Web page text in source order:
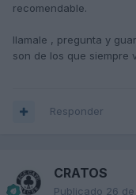
recomendable.
llamale , pregunta y
son de los que siempre
Responder
CRATOS
Publicado 26